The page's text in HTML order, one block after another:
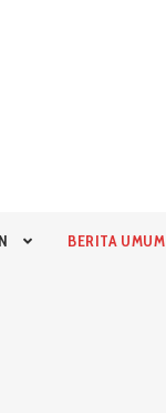
BERITA UMUM